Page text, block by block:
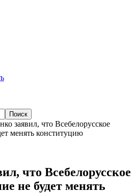
заявил, что Всебелорусское
менять конституцию
что Всебелорусское
не будет менять